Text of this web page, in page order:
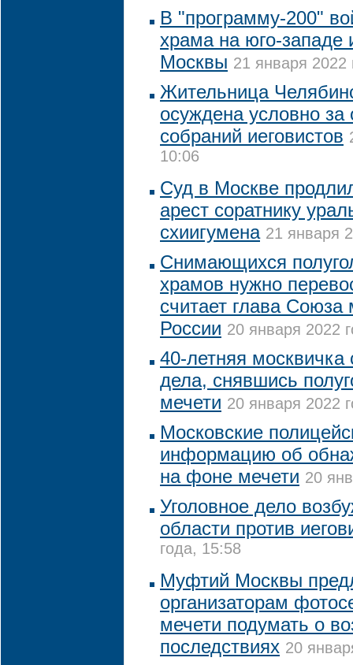
В "программу-200"
храма на юго-западе
Москвы 21 января 2022
Жительница
осуждена условно за
собраний иеговистов
10:06
Суд в Москве
арест соратнику
схиигумена 21 января
Снимающихся
храмов нужно
считает глава Союза
России 20 января 2022
40-летняя москвичка
дела, снявшись
мечети 20 января 2022
Московские
информацию об
на фоне мечети 20
Уголовное дело
области против
года, 15:58
Муфтий Москвы
организаторам
мечети подумать о
последствиях 20